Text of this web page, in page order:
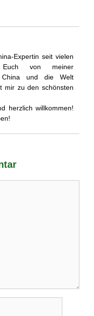
Expertin seit vielen
von meiner
China und die Welt
mir zu den schönsten
herzlich willkommen!